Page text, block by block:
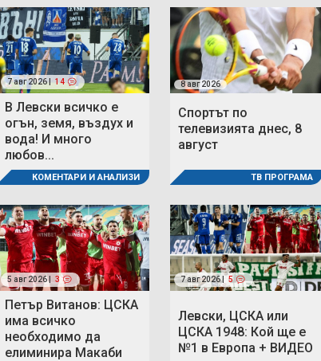
7 авг 2026 | 14
В Левски всичко е
огън, земя, въздух и
вода! И много
любов...
КОМЕНТАРИ И АНАЛИЗИ
8 авг 2026
Спортът по
телевизията днес, 8
август
ТВ ПРОГРАМА
5 авг 2026 | 3
Петър Витанов: ЦСКА
има всичко
необходимо да
елиминира Макаби
7 авг 2026 | 5
Левски, ЦСКА или
ЦСКА 1948: Кой ще е
№1 в Европа + ВИДЕО